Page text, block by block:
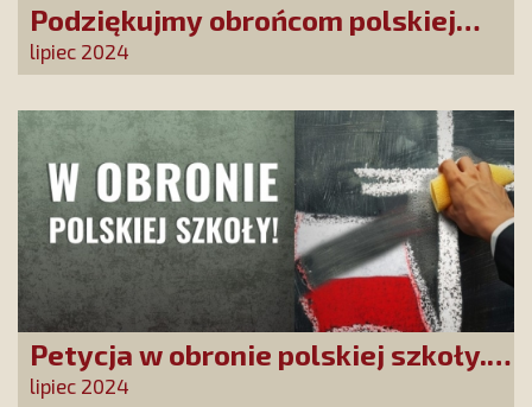
Podziękujmy obrońcom polskiej
granicy
lipiec 2024
Petycja w obronie polskiej szkoły.
Zatrzymajmy upadek edukacji!
lipiec 2024